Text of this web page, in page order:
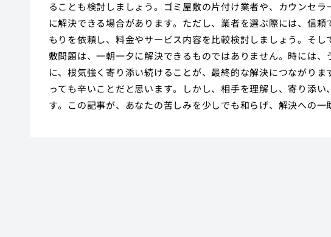
ることも検討しましょう。ゴミ屋敷の片付け業者や、カウンセ
に解決できる場合があります。ただし、業者を選ぶ際には、信
もりを依頼し、料金やサービス内容を比較検討しましょう。そ
敷問題は、一朝一夕に解決できるものではありません。時には
に、根気強く寄り添い続けることが、最終的な解決につながり
っても辛いことだと思います。しかし、相手を理解し、寄り添
す。この記事が、あなたの苦しみを少しでも和らげ、解決への一